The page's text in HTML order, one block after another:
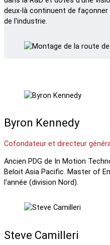
deux-là continuent de
de l'industrie.
Byron Kennedy
Cofondateur et directeur
Ancien PDG de In Motion
Beloit Asia Pacific. Master of
l'année (division Nord).
Steve Camilleri